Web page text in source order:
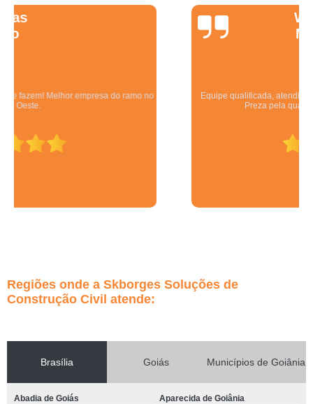
Equipe qualificada, atendimento muito pontual e de forma organizada.
Regiões onde a Skborges Soluções de
Construção Civil atende:
Brasília Goiás Municípios de Goiânia
Abadia de Goiás Aparecida de Goiânia